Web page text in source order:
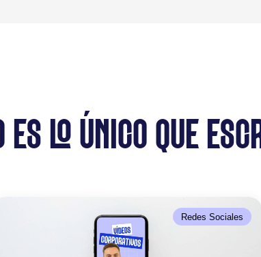
ES LO ÚNICO QUE
Redes Sociales